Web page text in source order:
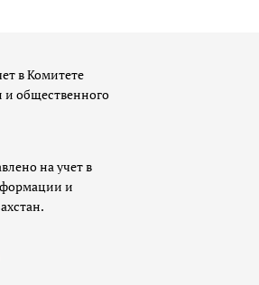
в Комитете
общественного
на учет в
и